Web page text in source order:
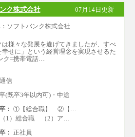
ク株式会社 07月14日更新
様々な発展を遂げてきましたが、すべ
せに」という経営理念を実現させるた
ク=携帯電話…
信
(既卒3年以内可)・中途
： ①【総合職】 ②【…
（1）総合職 （2）ア…
： 正社員